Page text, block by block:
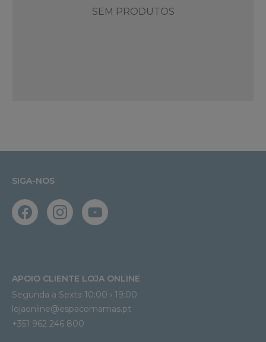
SEM PRODUTOS
SIGA-NOS
APOIO CLIENTE LOJA ONLINE
Segunda a Sexta 10:00 › 19:00
lojaonline@espacomamas.pt
+351 962 246 800